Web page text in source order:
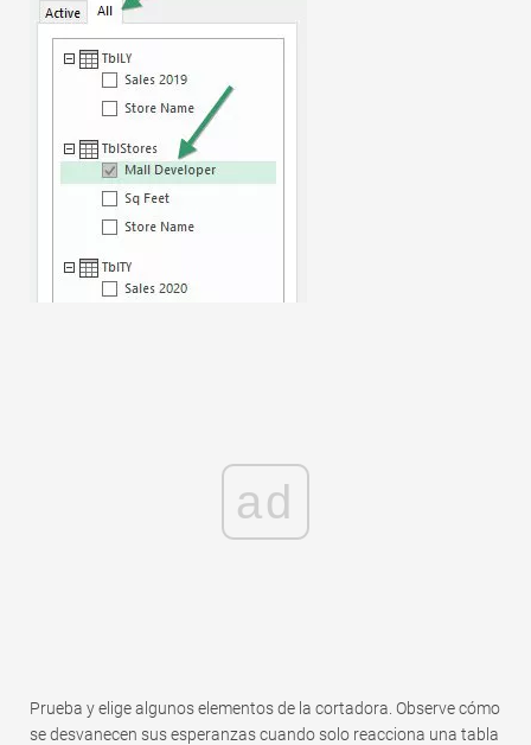
ad
Prueba y elige algunos elementos de la cortadora. Observe cómo
se desvanecen sus esperanzas cuando solo reacciona una tabla